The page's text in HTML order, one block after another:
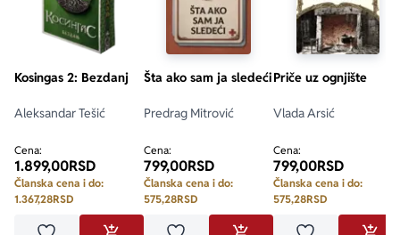
Kosingas 2: Bezdanj
Aleksandar Tešić
Cena:
1.899,00RSD
Članska cena i do:
1.367,28RSD
Šta ako sam ja sledeći
Predrag Mitrović
Cena:
799,00RSD
Članska cena i do:
575,28RSD
Priče uz ognjište
Vlada Arsić
Cena:
799,00RSD
Članska cena i do:
575,28RSD